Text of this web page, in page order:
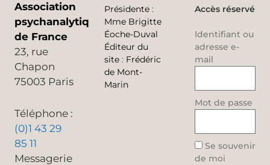
Association
psychanalytique
de France
23, rue
Chapon
75003 Paris
Téléphone :
(0)1 43 29
85 11
Messagerie
Présidente :
Mme Brigitte
Éoche-Duval
Éditeur du
site : Frédéric
de Mont-
Marin
Accès réservé
Identifiant ou
adresse e-
mail
Mot de passe
Se souvenir
de moi